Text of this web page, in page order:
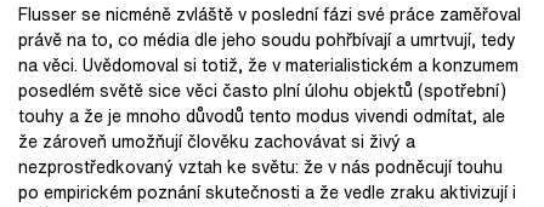
Flusser se nicméně zvláště v poslední fázi své práce zaměřoval
právě na to, co média dle jeho soudu pohřbívají a umrtvují, tedy
na věci. Uvědomoval si totiž, že v materialistickém a konzumem
posedlém světě sice věci často plní úlohu objektů (spotřební)
touhy a že je mnoho důvodů tento modus vivendi odmítat, ale
že zároveň umožňují člověku zachovávat si živý a
nezprostředkovaný vztah ke světu: že v nás podněcují touhu
po empirickém poznání skutečnosti a že vedle zraku aktivizují i